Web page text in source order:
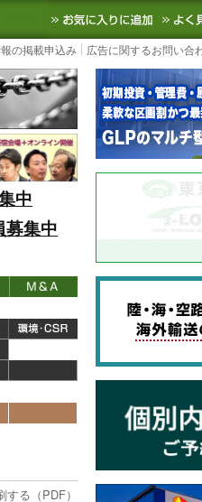
国内外の最新の物流ニュー
お気
の掲載申込み 広告に関するお問い合
中
募集中
る（PDF）